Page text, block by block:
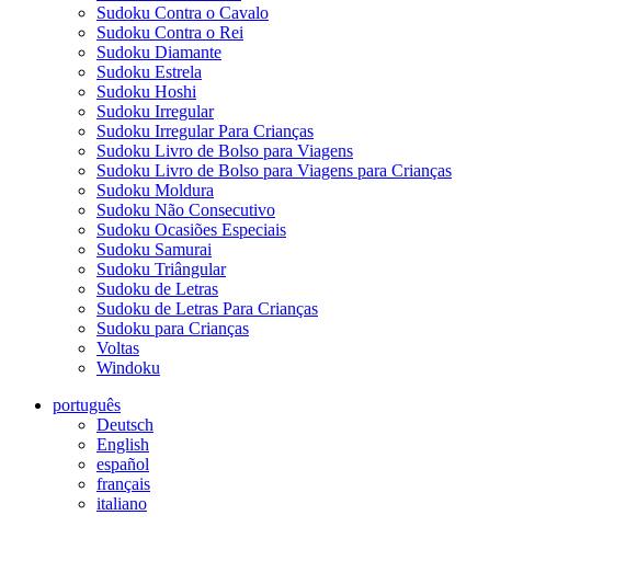
Sudoku Contra o Cavalo
Sudoku Contra o Rei
Sudoku Diamante
Sudoku Estrela
Sudoku Hoshi
Sudoku Irregular
Sudoku Irregular Para Crianças
Sudoku Livro de Bolso para Viagens
Sudoku Livro de Bolso para Viagens para Crianças
Sudoku Moldura
Sudoku Não Consecutivo
Sudoku Ocasiões Especiais
Sudoku Samurai
Sudoku Triângular
Sudoku de Letras
Sudoku de Letras Para Crianças
Sudoku para Crianças
Voltas
Windoku
português
Deutsch
English
español
français
italiano